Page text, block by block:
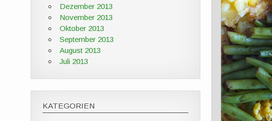
Dezember 2013
November 2013
Oktober 2013
September 2013
August 2013
Juli 2013
KATEGORIEN